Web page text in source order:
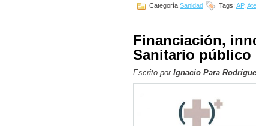
Categoría Sanidad Tags: AP,
Financiación,
Sanitario público
Escrito por Ignacio Para